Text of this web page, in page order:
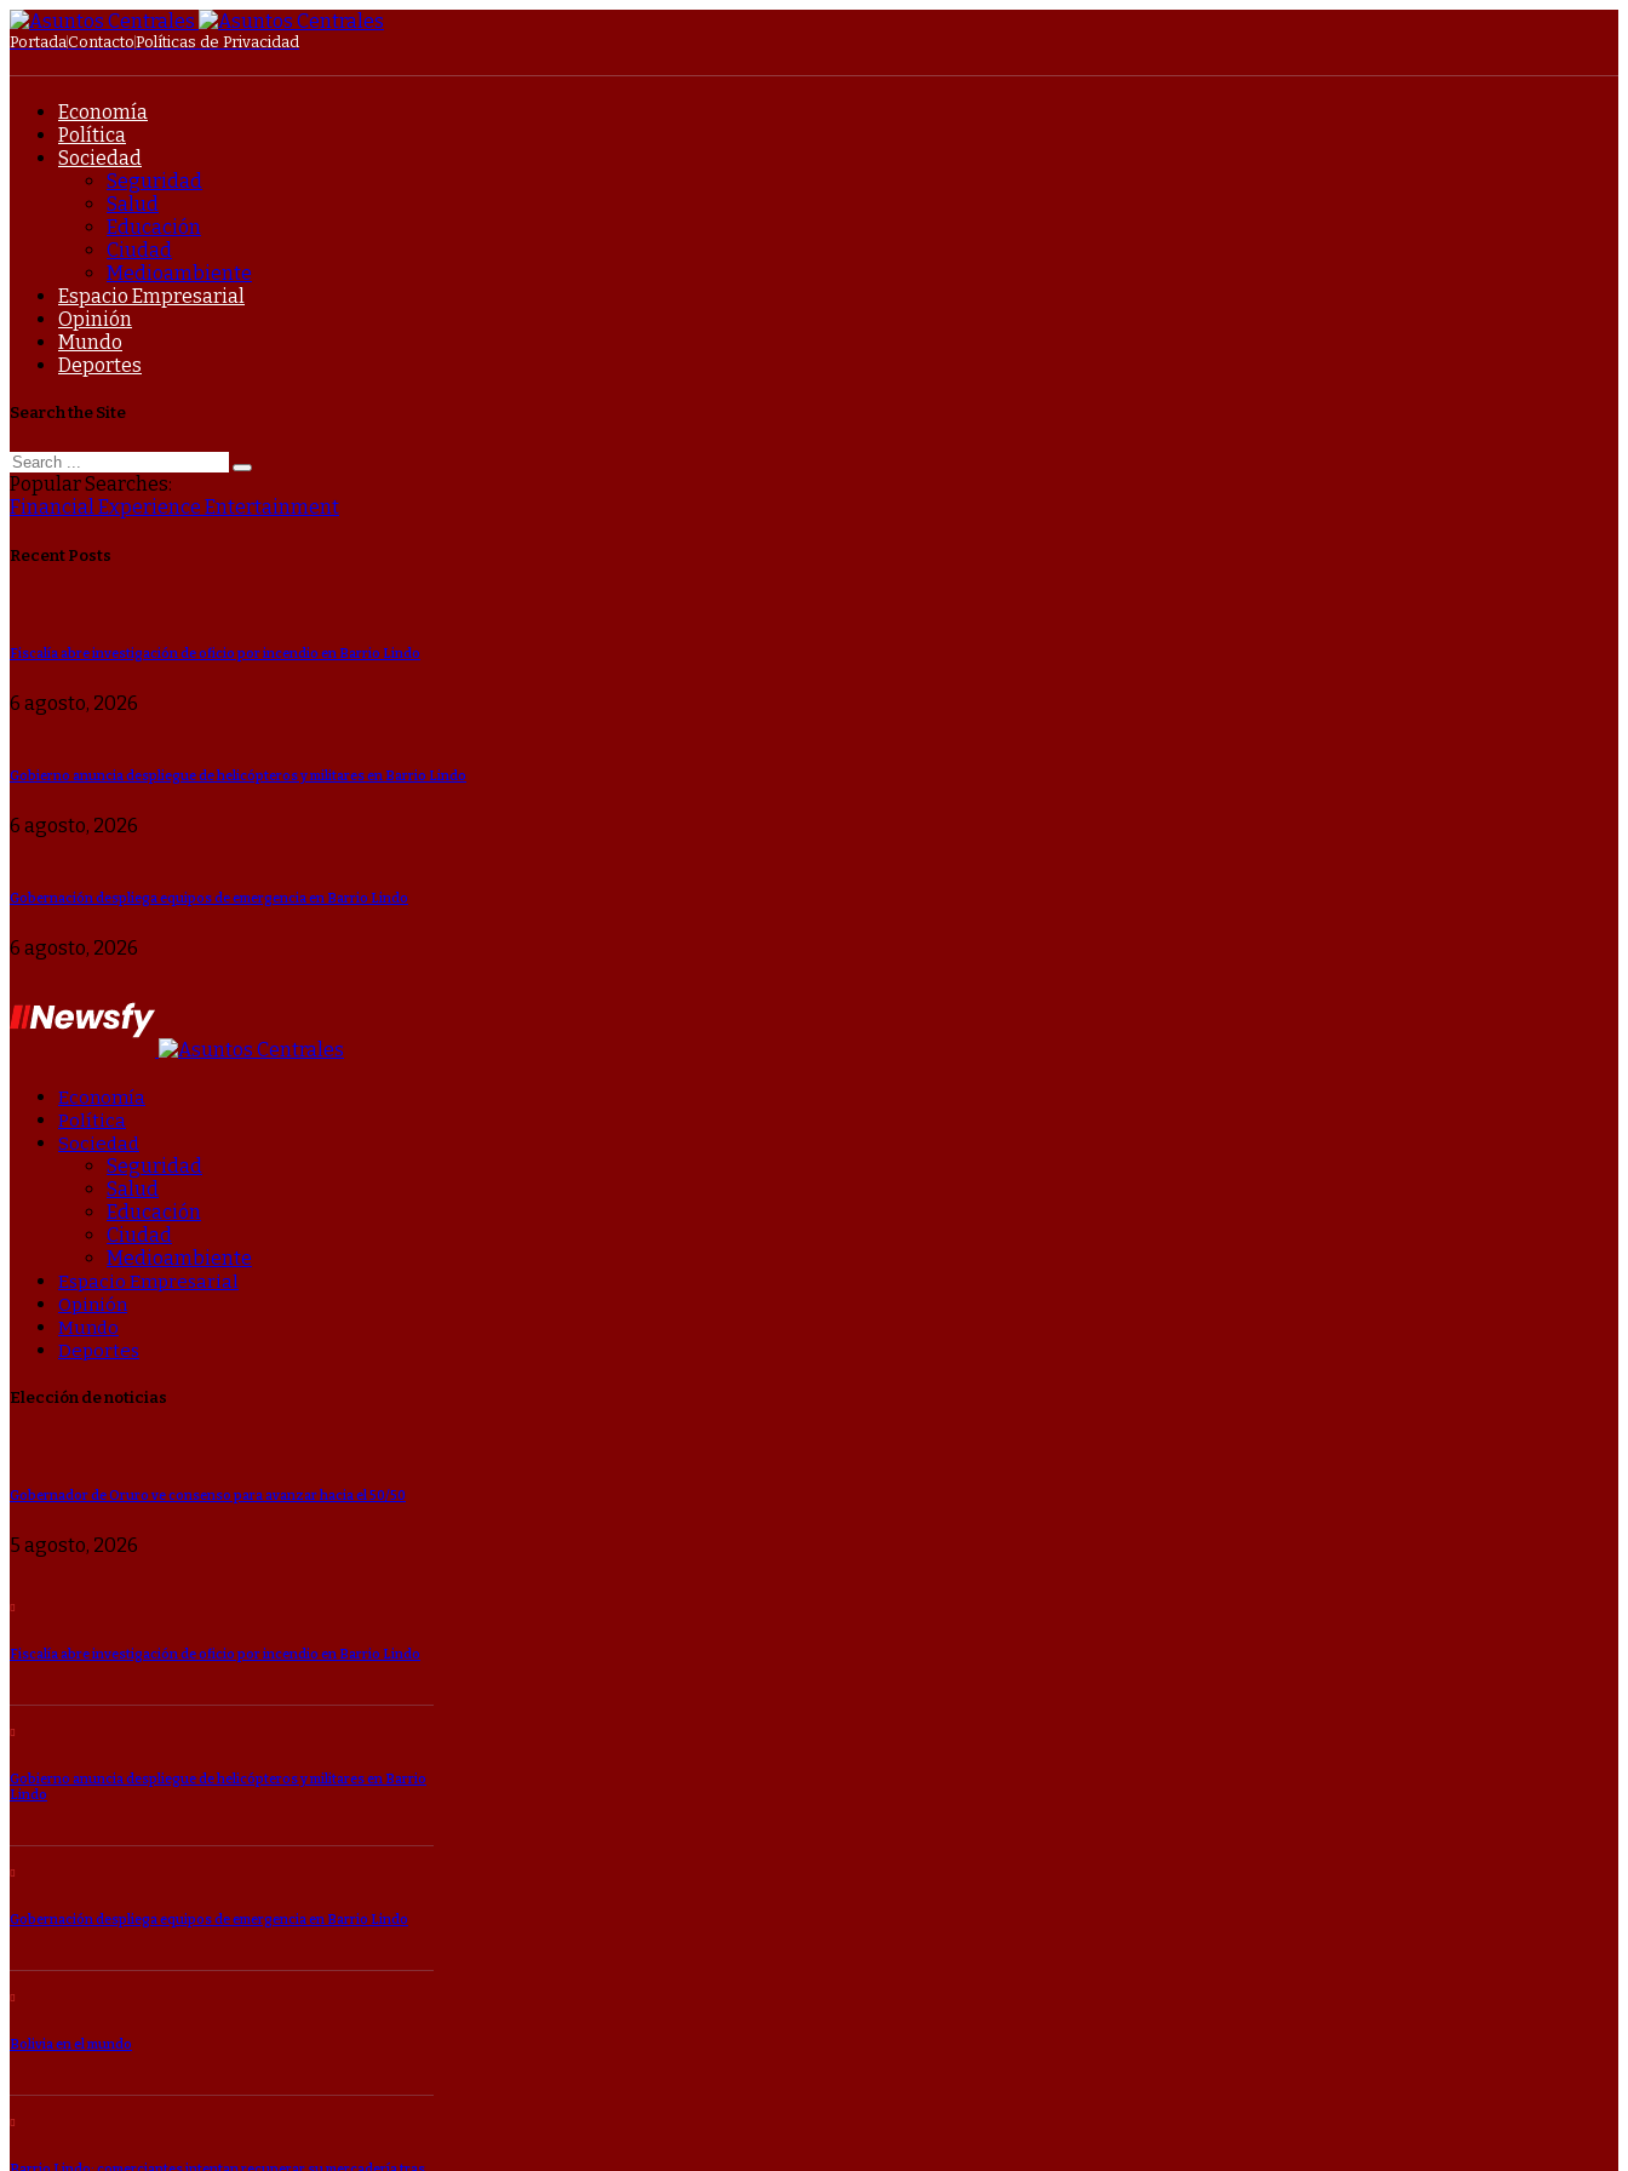
PortadaContactoPolíticas de Privacidad
Economía
Política
Sociedad
Seguridad
Salud
Educación
Ciudad
Medioambiente
Espacio Empresarial
Opinión
Mundo
Deportes
Search the Site
Popular Searches:
FinancialExperience Entertainment
Recent Posts
Fiscalía abre investigación de oficio por incendio en Barrio Lindo
6 agosto, 2026
Gobierno anuncia despliegue de helicópteros y militares en Barrio Lindo
6 agosto, 2026
Gobernación despliega equipos de emergencia en Barrio Lindo
6 agosto, 2026
Economía
Política
Sociedad
Seguridad
Salud
Educación
Ciudad
Medioambiente
Espacio Empresarial
Opinión
Mundo
Deportes
Elección de noticias
Gobernador de Oruro ve consenso para avanzar hacia el 50/50
5 agosto, 2026
Fiscalía abre investigación de oficio por incendio en Barrio Lindo
Gobierno anuncia despliegue de helicópteros y militares en Barrio
Lindo
Gobernación despliega equipos de emergencia en Barrio Lindo
Bolivia en el mundo